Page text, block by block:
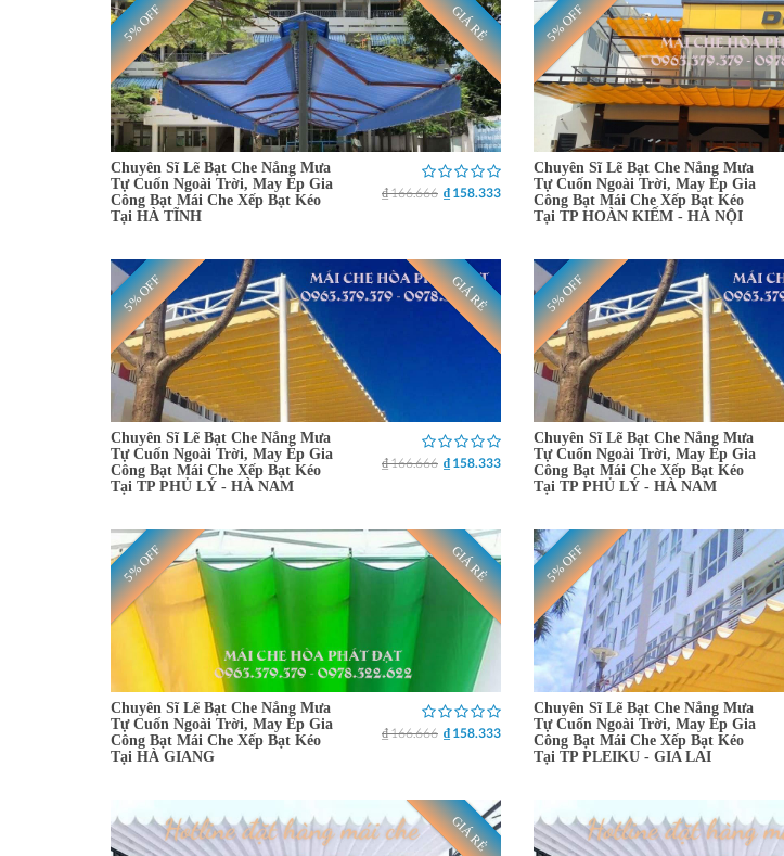
5% OFF GIÁ RẺ
Chuyên Sĩ Lẽ Bạt Che Nắng Mưa
Tự Cuốn Ngoài Trời, May Ép Gia
Công Bạt Mái Che Xếp Bạt Kéo
Tại HÀ TĨNH
₫ 166.666 ₫ 158.333
5% OFF
Chuyên Sĩ Lẽ Bạt Che Nắng Mưa
Tự Cuốn Ngoài Trời, May Ép Gia
Công Bạt Mái Che Xếp Bạt Kéo
Tại TP HOÀN KIẾM - HÀ NỘI
5% OFF GIÁ RẺ
Chuyên Sĩ Lẽ Bạt Che Nắng Mưa
Tự Cuốn Ngoài Trời, May Ép Gia
Công Bạt Mái Che Xếp Bạt Kéo
Tại TP PHỦ LÝ - HÀ NAM
₫ 166.666 ₫ 158.333
5% OFF
Chuyên Sĩ Lẽ Bạt Che Nắng Mưa
Tự Cuốn Ngoài Trời, May Ép Gia
Công Bạt Mái Che Xếp Bạt Kéo
Tại TP PHỦ LÝ - HÀ NAM
5% OFF GIÁ RẺ
Chuyên Sĩ Lẽ Bạt Che Nắng Mưa
Tự Cuốn Ngoài Trời, May Ép Gia
Công Bạt Mái Che Xếp Bạt Kéo
Tại HÀ GIANG
₫ 166.666 ₫ 158.333
5% OFF
Chuyên Sĩ Lẽ Bạt Che Nắng Mưa
Tự Cuốn Ngoài Trời, May Ép Gia
Công Bạt Mái Che Xếp Bạt Kéo
Tại TP PLEIKU - GIA LAI
GIÁ RẺ